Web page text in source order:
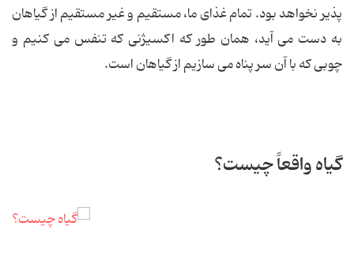
پذیر نخواهد بود. تمام غذای ما، مستقیم و غیر مستقیم از گیاهان
به دست می آید، همان طور که اکسیژنی که تنفس می کنیم و
چوبی که با آن سر پناه می سازیم از گیاهان است.
گیاه واقعاً چیست؟